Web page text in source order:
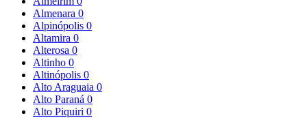
Almenara 0
Alpinópolis 0
Altamira 0
Alterosa 0
Altinho 0
Altinópolis 0
Alto Araguaia 0
Alto Paraná 0
Alto Piquiri 0